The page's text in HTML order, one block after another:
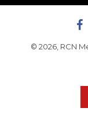
© 2026, RCN